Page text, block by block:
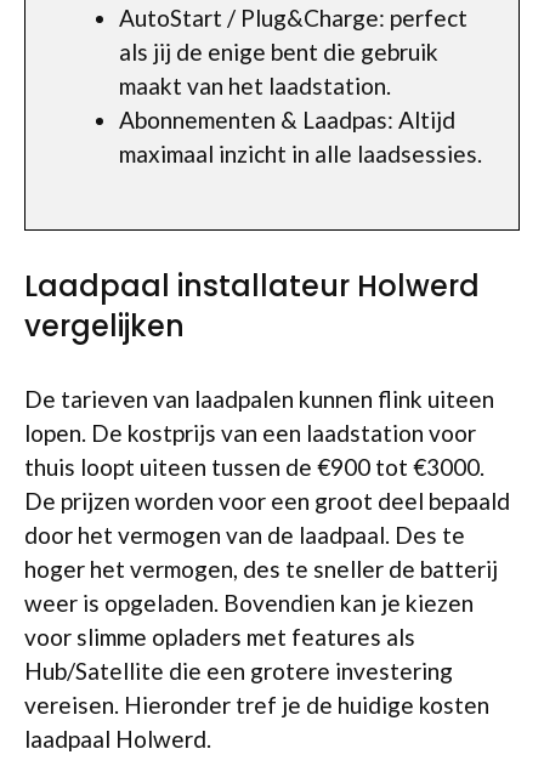
AutoStart / Plug&Charge: perfect
als jij de enige bent die gebruik
maakt van het laadstation.
Abonnementen & Laadpas: Altijd
maximaal inzicht in alle laadsessies.
Laadpaal installateur Holwerd
vergelijken
De tarieven van laadpalen kunnen flink uiteen
lopen. De kostprijs van een laadstation voor
thuis loopt uiteen tussen de €900 tot €3000.
De prijzen worden voor een groot deel bepaald
door het vermogen van de laadpaal. Des te
hoger het vermogen, des te sneller de batterij
weer is opgeladen. Bovendien kan je kiezen
voor slimme opladers met features als
Hub/Satellite die een grotere investering
vereisen. Hieronder tref je de huidige kosten
laadpaal Holwerd.